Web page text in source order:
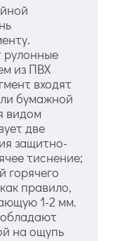
из ПВХ
входят
бумажной
видом
две
защитно-
тиснение;
горячего
правило,
1-2 мм.
на ощупь